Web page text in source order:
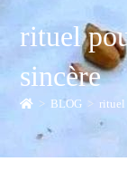
rituel
sincère
> BLOG > rituel